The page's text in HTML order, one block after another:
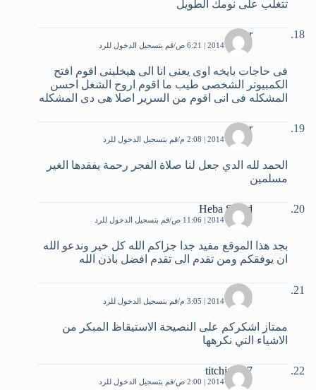
تتغلب على نومك الطويل
3mr
11 يناير، 2014 | 6:21 ص قم بتسجيل الدخول للرد
فى حاجات بايخه اوى يعنى انا الى هيخلينى اقوم افتح
الكمبيوتر الشخصى طيب ما اقوم اروح الشغل احسن
المشكله فى انى اقوم من السرير اصلا هى دى المشكله
noor
15 يناير، 2014 | 2:08 م قم بتسجيل الدخول للرد
الحمد لله الدي جعل لنا صلاة الفجر رحمة يفقدها الغير
مسلمين
Heba Saeed
21 يناير، 2014 | 11:06 ص قم بتسجيل الدخول للرد
بجد هذا الموقع مفيد جدا جزاكم الله كل خير وندعو الله
ان يوفقكم ومن تقدم الى تقدم افضل باذن الله
محمد
29 يناير، 2014 | 3:05 م قم بتسجيل الدخول للرد
ممتاز اشكركم على النصيحة الاستيقاظ المبكر من
الاشياء التي نكرهها
titchini007
30 يناير، 2014 | 2:00 ص قم بتسجيل الدخول للرد